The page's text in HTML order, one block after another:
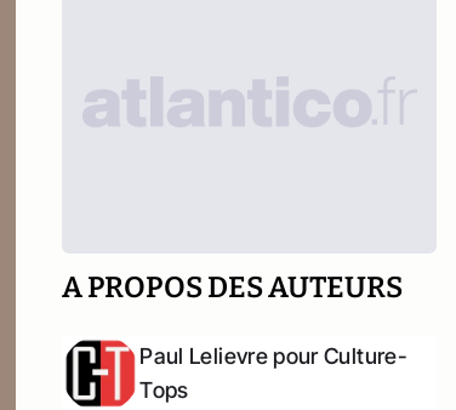
A PROPOS DES AUTEURS
Paul Lelievre pour Culture-
Tops